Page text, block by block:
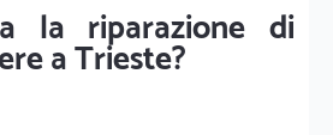
la riparazione di
a Trieste?